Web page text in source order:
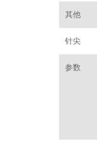
其他
针尖
参数